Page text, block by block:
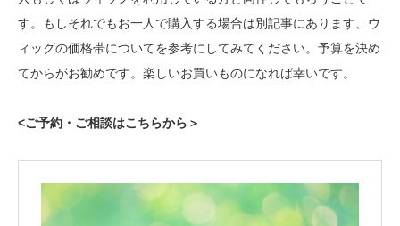
す。もしそれでもお一人で購入する場合は別記事にあります、ウ
ィッグの価格帯についてを参考にしてみてください。予算を決め
てからがお勧めです。楽しいお買いものになれば幸いです。
<ご予約・ご相談はこちらから＞